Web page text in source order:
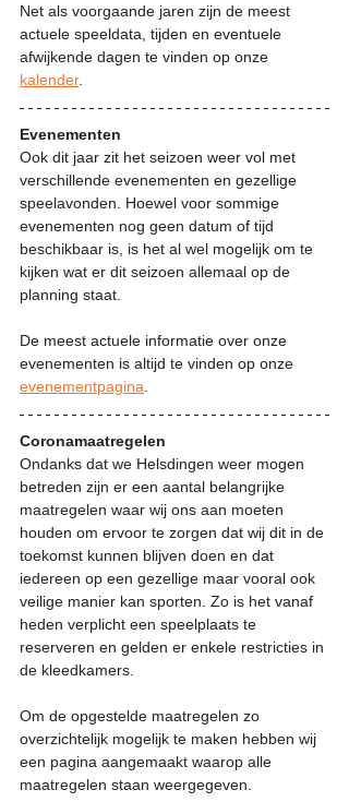
Net als voorgaande jaren zijn de meest
actuele speeldata, tijden en eventuele
afwijkende dagen te vinden op onze
kalender.
Evenementen
Ook dit jaar zit het seizoen weer vol met
verschillende evenementen en gezellige
speelavonden. Hoewel voor sommige
evenementen nog geen datum of tijd
beschikbaar is, is het al wel mogelijk om te
kijken wat er dit seizoen allemaal op de
planning staat.
De meest actuele informatie over onze
evenementen is altijd te vinden op onze
evenementpagina
Coronamaatregelen
Ondanks dat we Helsdingen weer mogen
betreden zijn er een aantal belangrijke
maatregelen waar wij ons aan moeten
houden om ervoor te zorgen dat wij dit in de
toekomst kunnen blijven doen en dat
iedereen op een gezellige maar vooral ook
veilige manier kan sporten. Zo is het vanaf
heden verplicht een speelplaats te
reserveren en gelden er enkele restricties in
de kleedkamers.
Om de opgestelde maatregelen zo
overzichtelijk mogelijk te maken hebben wij
een pagina aangemaakt waarop alle
maatregelen staan weergegeven.